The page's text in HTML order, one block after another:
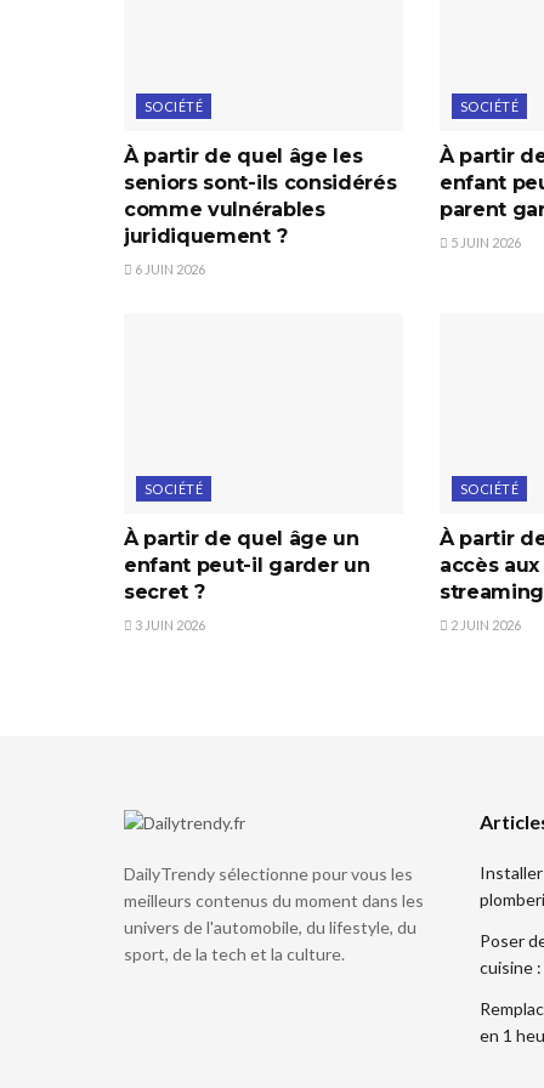
SOCIÉTÉ
À partir de quel âge les
seniors sont-ils considérés
comme vulnérables
juridiquement ?
6 JUIN 2026
SOCIÉTÉ
À partir
enfant
parent
5 JUIN 2026
SOCIÉTÉ
À partir de quel âge un
enfant peut-il garder un
secret ?
3 JUIN 2026
SOCIÉTÉ
À partir
accès
2 JUIN 2026
DailyTrendy sélectionne pour vous les
meilleurs contenus du moment dans les
univers de l'automobile, du lifestyle, du
sport, de la tech et la culture.
Poser
cuisine
en 1